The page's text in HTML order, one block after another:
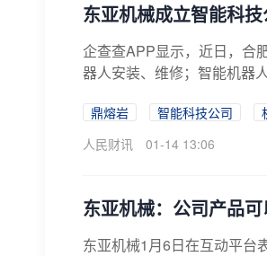
东亚机械成立智能科
企查查APP显示，近日，合
器人安装、维修；智能机器
鼎熔岩 智能科技公司
人民财讯
01-14 13:06
东亚机械：公司产品
东亚机械1月6日在互动平台